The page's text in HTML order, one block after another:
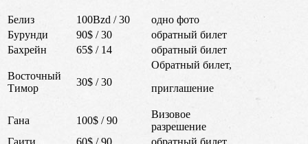
Белиз 100Bzd / 30
одно фото
Бурунди
90$ / 30
обратный билет
Бахрейн
65$ / 14 обратный билет
Восточный
Тимор
30$ / 30
Обратный билет,
приглашение
Гана 100$ / 90
Визовое
разрешение
Гаити
60$ / 90 обратный билет